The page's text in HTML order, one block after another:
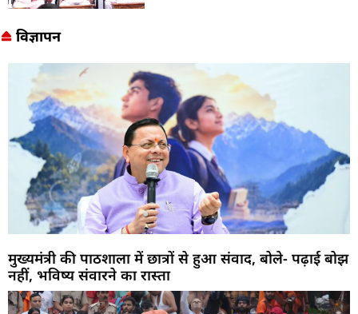
विज्ञापन
मुख्यमंत्री की पाठशाला में छात्रों से हुआ संवाद, बोले- पढ़ाई बोझ
नहीं, भविष्य संवारने का रास्ता